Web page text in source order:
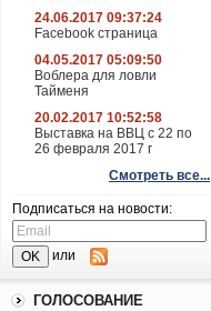
24.06.2017 09:37:24
Facebook страница
04.05.2017 05:09:50
Воблера для ловли
Тайменя
20.02.2017 10:52:58
Выставка на ВВЦ с 22 по
26 февраля 2017 г
Смотреть все...
Подписаться на новости:
или
ГОЛОСОВАНИЕ